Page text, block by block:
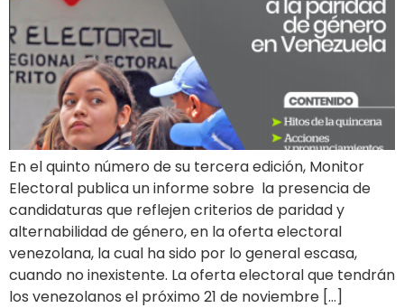
En el quinto número de su tercera edición, Monitor
Electoral publica un informe sobre la presencia de
candidaturas que reflejen criterios de paridad y
alternabilidad de género, en la oferta electoral
venezolana, la cual ha sido por lo general escasa,
cuando no inexistente. La oferta electoral que tendrán
los venezolanos el próximo 21 de noviembre […]